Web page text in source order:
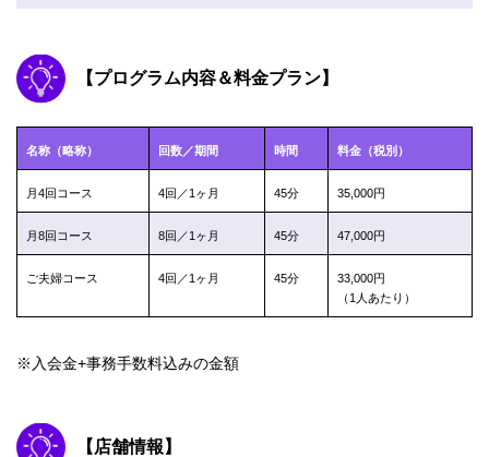
【プログラム内容＆料金プラン】
名称（略称） 回数／期間 時間 料金（税別）
月4回コース 4回／1ヶ月 45分 35,000円
月8回コース 8回／1ヶ月 45分 47,000円
ご夫婦コース 4回／1ヶ月 45分
33,000円
（1人あたり）
※入会金+事務手数料込みの金額
【店舗情報】